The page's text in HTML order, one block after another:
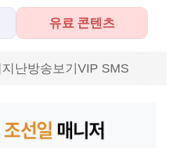
유료 콘텐츠
지난방송보기 VIP SMS